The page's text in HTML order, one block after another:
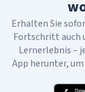
Erhalten Sie
Fortschritt auch
Lernerlebnis –
App herunter,